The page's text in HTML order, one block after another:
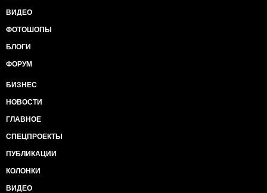
ВИДЕО
ФОТОШОПЫ
БЛОГИ
ФОРУМ
БИЗНЕС
НОВОСТИ
ГЛАВНОЕ
СПЕЦПРОЕКТЫ
ПУБЛИКАЦИИ
КОЛОНКИ
ВИДЕО